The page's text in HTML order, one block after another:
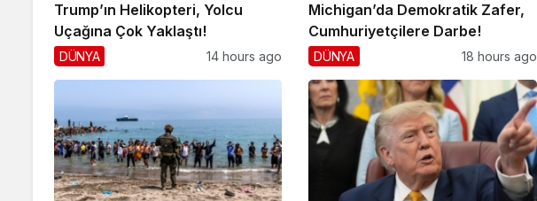
Trump’ın Helikopteri, Yolcu
Uçağına Çok Yaklaştı!
DÜNYA 14 hours ago
Michigan’da Demokratik Zafer,
Cumhuriyetçilere Darbe!
DÜNYA 18 hours ago